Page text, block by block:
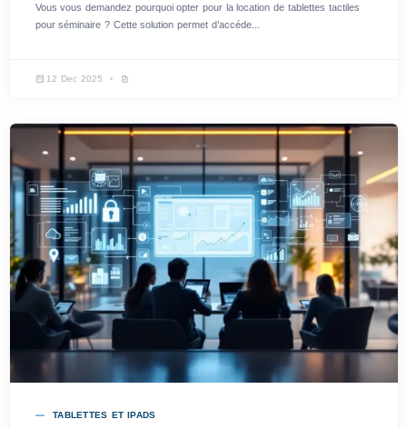
Vous vous demandez pourquoi opter pour la location de tablettes tactiles
pour séminaire ? Cette solution permet d’accéde...
12 Dec 2025
TABLETTES ET IPADS